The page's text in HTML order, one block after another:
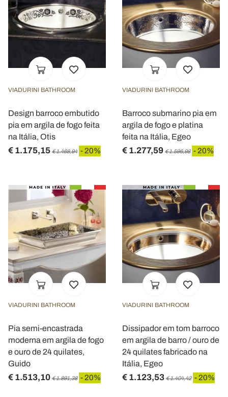
VIADURINI BATHROOM
Design barroco embutido
pia em argila de fogo feita
na Itália, Otis
€ 1.175,15 € 1.468,94 - 20%
VIADURINI BATHROOM
Barroco submarino pia em
argila de fogo e platina
feita na Itália, Egeo
€ 1.277,59 € 1.596,98 - 20%
VIADURINI BATHROOM
Pia semi-encastrada
moderna em argila de fogo
e ouro de 24 quilates,
Guido
€ 1.513,10 € 1.891,38 - 20%
VIADURINI BATHROOM
Dissipador em tom barroco
em argila de barro / ouro de
24 quilates fabricado na
Itália, Egeo
€ 1.123,53 € 1.404,42 - 20%